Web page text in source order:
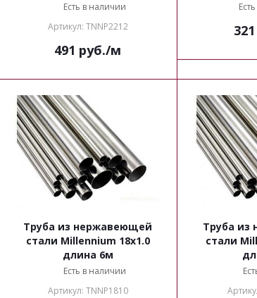
Есть в наличии
Артикул: TNNP2212
491 руб./м
321
Труба из нержавеющей
стали Millennium 18х1.0
длина 6м
Есть в наличии
Артикул: TNNP1810
Труба
стали Millennium 15х1.0